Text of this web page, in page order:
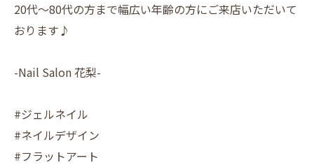
20代〜80代の方まで幅広い年齢の方にご来店いただいて
おります♪
-Nail Salon 花梨-
#ジェルネイル
#ネイルデザイン
#フラットアート